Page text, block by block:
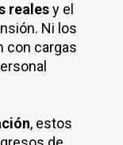
realesy el
Ni los
con cargas
, estos